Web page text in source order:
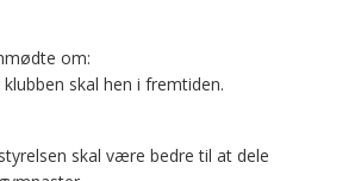
om:
skal hen i fremtiden.
skal være bedre til at dele